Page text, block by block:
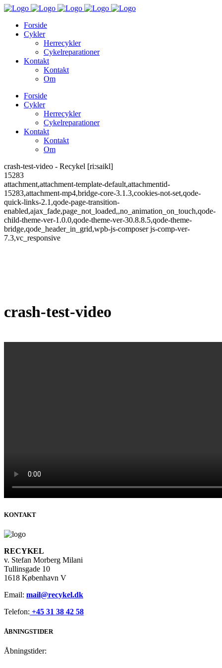
Forside
Cykler
Herrecykler
Cykelreparationer
Kontakt
Kontakt
Om
Forside
Cykler
Herrecykler
Cykelreparationer
Kontakt
Kontakt
Om
crash-test-video - Recykel [ri:saikl]
15283
attachment,attachment-template-default,attachmentid-
15283,attachment-mp4,bridge-core-3.1.3,cookies-not-set,qode-
quick-links-2.1,qode-page-transition-
enabled,ajax_fade,page_not_loaded,,no_animation_on_touch,qode-
child-theme-ver-1.0.0,qode-theme-ver-30.8.8.5,qode-theme-
bridge,qode_header_in_grid,wpb-js-composer js-comp-ver-
7.3,vc_responsive
crash-test-video
KONTAKT
RECYKEL
v. Stefan Morberg Milani
Tullinsgade 10
1618 København V
Email: mail@recykel.dk
Telefon: +45 31 38 42 58
ÅBNINGSTIDER
Åbningstider: